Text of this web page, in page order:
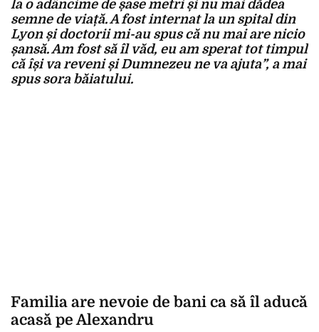
la o adâncime de șase metri și nu mai dădea
semne de viață. A fost internat la un spital din
Lyon și doctorii mi-au spus că nu mai are nicio
șansă. Am fost să îl văd, eu am sperat tot timpul
că își va reveni și Dumnezeu ne va ajuta”, a mai
spus sora băiatului.
Familia are nevoie de bani ca să îl aducă
acasă pe Alexandru